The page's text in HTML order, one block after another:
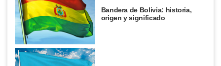
Bandera de Bolivia: historia,
origen y significado